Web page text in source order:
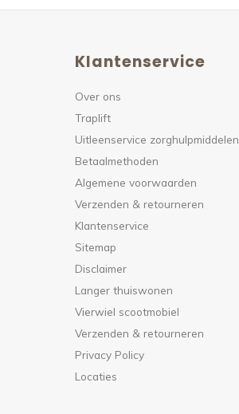
Klantenservice
Over ons
Traplift
Uitleenservice zorghulpmiddelen
Betaalmethoden
Algemene voorwaarden
Verzenden & retourneren
Klantenservice
Sitemap
Disclaimer
Langer thuiswonen
Vierwiel scootmobiel
Verzenden & retourneren
Privacy Policy
Locaties